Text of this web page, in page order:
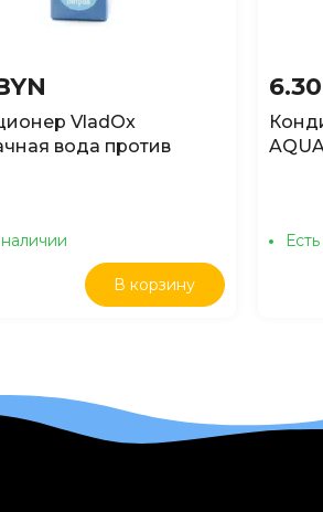
VladOx
вода против
наличии
В корзину